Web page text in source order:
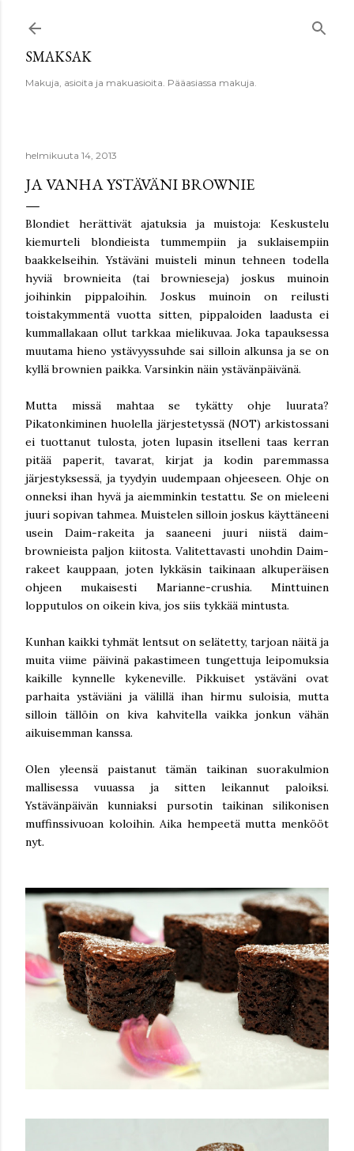
SMAKSAK
Makuja, asioita ja makuasioita. Pääasiassa makuja.
helmikuuta 14, 2013
JA VANHA YSTÄVÄNI BROWNIE
Blondiet herättivät ajatuksia ja muistoja: Keskustelu
kiemurteli blondieista tummempiin ja suklaisempiin
baakkelseihin. Ystäväni muisteli minun tehneen todella
hyviä brownieita (tai brownieseja) joskus muinoin
joihinkin pippaloihin. Joskus muinoin on reilusti
toistakymmentä vuotta sitten, pippaloiden laadusta ei
kummallakaan ollut tarkkaa mielikuvaa. Joka tapauksessa
muutama hieno ystävyyssuhde sai silloin alkunsa ja se on
kyllä brownien paikka. Varsinkin näin ystävänpäivänä.
Mutta missä mahtaa se tykätty ohje luurata?
Pikatonkiminen huolella järjestetyssä (NOT) arkistossani
ei tuottanut tulosta, joten lupasin itselleni taas kerran
pitää paperit, tavarat, kirjat ja kodin paremmassa
järjestyksessä, ja tyydyin uudempaan ohjeeseen. Ohje on
onneksi ihan hyvä ja aiemminkin testattu. Se on mieleeni
juuri sopivan tahmea. Muistelen silloin joskus käyttäneeni
usein Daim-rakeita ja saaneeni juuri niistä daim-
brownieista paljon kiitosta. Valitettavasti unohdin Daim-
rakeet kauppaan, joten lykkäsin taikinaan alkuperäisen
ohjeen mukaisesti Marianne-crushia. Minttuinen
lopputulos on oikein kiva, jos siis tykkää mintusta.
Kunhan kaikki tyhmät lentsut on selätetty, tarjoan näitä ja
muita viime päivinä pakastimeen tungettuja leipomuksia
kaikille kynnelle kykeneville. Pikkuiset ystäväni ovat
parhaita ystäviäni ja välillä ihan hirmu suloisia, mutta
silloin tällöin on kiva kahvitella vaikka jonkun vähän
aikuisemman kanssa.
Olen yleensä paistanut tämän taikinan suorakulmion
mallisessa vuuassa ja sitten leikannut paloiksi.
Ystävänpäivän kunniaksi pursotin taikinan silikonisen
muffinssivuoan koloihin. Aika hempeetä mutta menkööt
nyt.